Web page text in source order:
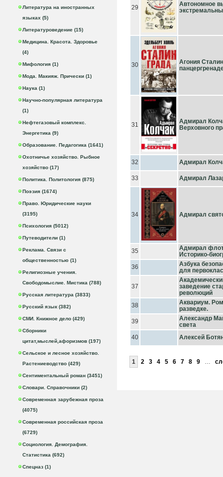
Литература на иностранных
языках (5)
Литературоведение (15)
Медицина. Красота. Здоровье
(4)
Мифология (1)
Мода. Макияж. Прически (1)
Наука (1)
Научно-популярная литература
(1)
Нефтегазовый комплекс.
Энергетика (9)
Образование. Педагогика (1641)
Охотничье хозяйство. Рыбное
хозяйство (17)
Политика. Политология (875)
Поэзия (1674)
Право. Юридические науки
(3195)
Психология (5012)
Путеводители (1)
Реклама. Связи с
общественностью (1)
Религиозные учения.
Свободомыслие. Мистика (788)
Русская литература (3833)
Русский язык (382)
СМИ. Книжное дело (429)
Сборники
цитат,мыслей,афоризмов (197)
Сельское и лесное хозяйство.
Растениеводство (429)
Сентиментальный роман (3451)
Словари. Справочники (2)
Современная зарубежная проза
(4075)
Современная российская проза
(6729)
Социология. Демография.
Статистика (692)
Спецназ (1)
29
Автономное
30
Агония
31
Адмирал
Верховного
32 Адмирал
33 Адмирал
34 Адмирал
35
Адмирал
Историко-
36
Азбука
для
37
заведение
революций
38
Аквариум.
разведке.
39
Александр
света
40
Алексей
1 2 3 4 5 6 7 8 9 …